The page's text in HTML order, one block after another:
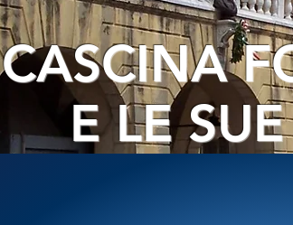
CASCINA
E LE